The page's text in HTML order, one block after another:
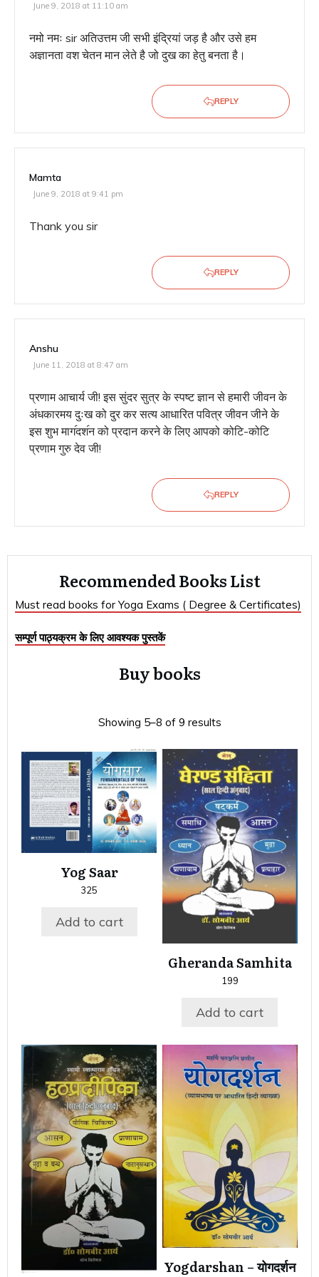
June 9, 2018 at 11:10 am
नमो नमः sir अतिउत्तम जी सभी इंद्रियां जड़ है और उसे हम
अज्ञानता वश चेतन मान लेते है जो दुख का हेतु बनता है।
REPLY
Mamta
June 9, 2018 at 9:41 pm
Thank you sir
REPLY
Anshu
June 11, 2018 at 8:47 am
प्रणाम आचार्य जी! इस सुंदर सुत्र के स्पष्ट ज्ञान से हमारी जीवन के
अंधकारमय दुःख को दुर कर सत्य आधारित पवित्र जीवन जीने के
इस शुभ माग॔दश॔न को प्रदान करने के लिए आपको कोटि-कोटि
प्रणाम गुरु देव जी!
REPLY
Recommended Books List
Must read books for Yoga Exams ( Degree & Certificates)
सम्पूर्ण पाठ्यक्रम के लिए आवश्यक पुस्तकें
Buy books
Showing 5–8 of 9 results
Yog Saar
325
Add to cart
Gheranda Samhita
199
Add to cart
Yogdarshan – योगदर्शन